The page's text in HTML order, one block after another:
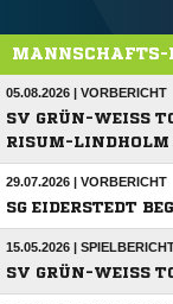
MANNSCHAFTS-
05.08.2026 | VORBERICHT
SV GRÜN-WEISS
ISUM-LINDHOLM
29.07.2026 | VORBERICHT
SG EIDERSTEDT
15.05.2026 |
SV GRÜN-WEISS